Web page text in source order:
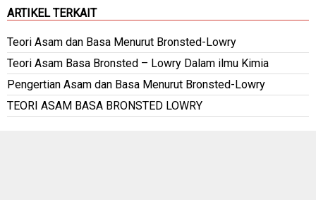
ARTIKEL TERKAIT
Teori Asam dan Basa Menurut Bronsted-Lowry
Teori Asam Basa Bronsted – Lowry Dalam ilmu Kimia
Pengertian Asam dan Basa Menurut Bronsted-Lowry
TEORI ASAM BASA BRONSTED LOWRY